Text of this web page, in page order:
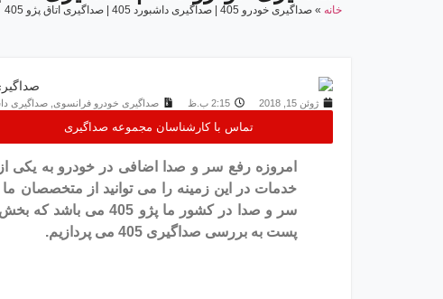
خانه » صداگیری خودرو 405 | صداگیری داشبورد 405 | صداگیری اتاق پژو 405
ژوئن 15, 2018 2:15 ب.ظ صداگیری خودرو فرانسوی صداگیری
تماس با کارشناسان مجموعه صداگیری
امروزه رفع سر و صدا اضافی در خودرو به یکی
خدمات در این زمینه را می توانید از متخصصان
سر و صدا در کشور ما
پست به بررسی صداگیری 405 می پردازیم.